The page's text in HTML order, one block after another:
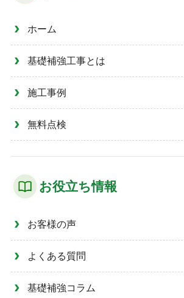
ホーム
基礎補強工事とは
施工事例
無料点検
お役立ち情報
お客様の声
よくある質問
基礎補強コラム